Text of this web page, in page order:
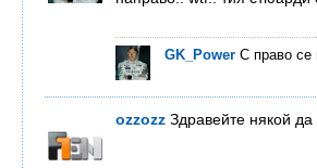
GK_Power С право
ozzozz Здравейте някой